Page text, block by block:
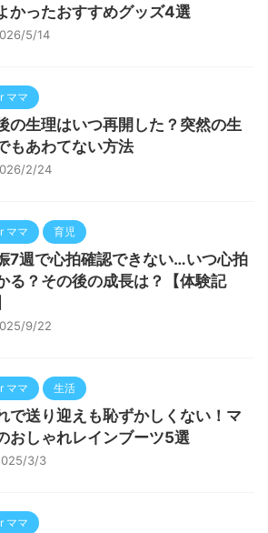
かったおすすめグッズ4選
5/14
ママ
の生理はいつ再開した？突然の生
もあわてない方法
2/24
ママ 育児
7週で心拍確認できない…いつ心拍
る？その後の成長は？【体験記
9/22
ママ 生活
で送り迎えも恥ずかしくない！マ
おしゃれレインブーツ5選
3/3
ママ